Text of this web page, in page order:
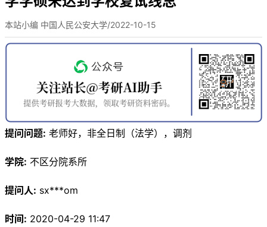
本站小编 中国人民公安大学/2022-10-15
提问问题: 老师好，非全日制（法学），调剂
学院: 不区分院系所
提问人: sx***om
时间: 2020-04-29 11:47